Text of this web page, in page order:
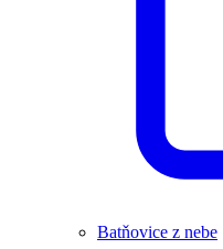
Batňovice z nebe